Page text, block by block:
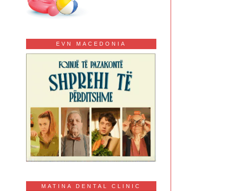
EVN MACEDONIA
MATINA DENTAL CLINIC